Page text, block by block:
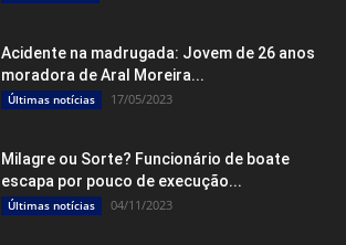
Acidente na madrugada: Jovem de 26 anos
moradora de Aral Moreira...
Últimas notícias 17/05/2023
Milagre ou Sorte? Funcionário de boate
escapa por pouco de execução...
Últimas notícias 04/11/2023